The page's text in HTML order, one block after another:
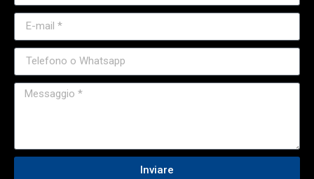
Inviare